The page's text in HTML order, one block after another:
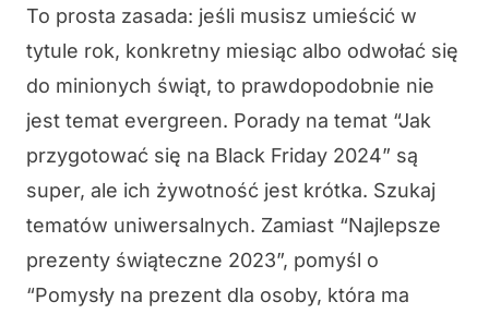
To prosta zasada: jeśli musisz umieścić w
tytule rok, konkretny miesiąc albo odwołać się
do minionych świąt, to prawdopodobnie nie
jest temat evergreen. Porady na temat “Jak
przygotować się na Black Friday 2024” są
super, ale ich żywotność jest krótka. Szukaj
tematów uniwersalnych. Zamiast “Najlepsze
prezenty świąteczne 2023”, pomyśl o
“Pomysły na prezent dla osoby, która ma